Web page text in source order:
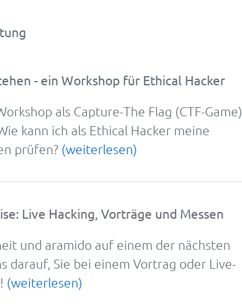
- ein Workshop für Ethical Hacker
als Cap­ture-The Flag (CTF-Game)
kann ich als Ethical Hacker meine
prü­fen? (weiterlesen)
Live Hacking, Vorträge und Messen
und ara­mido auf ei­nem der näch­sten
darauf, Sie bei einem Vortrag oder Live-
(weiterlesen)